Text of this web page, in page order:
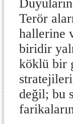
Terör
hallerine
biridir
köklü bir
değil; bu